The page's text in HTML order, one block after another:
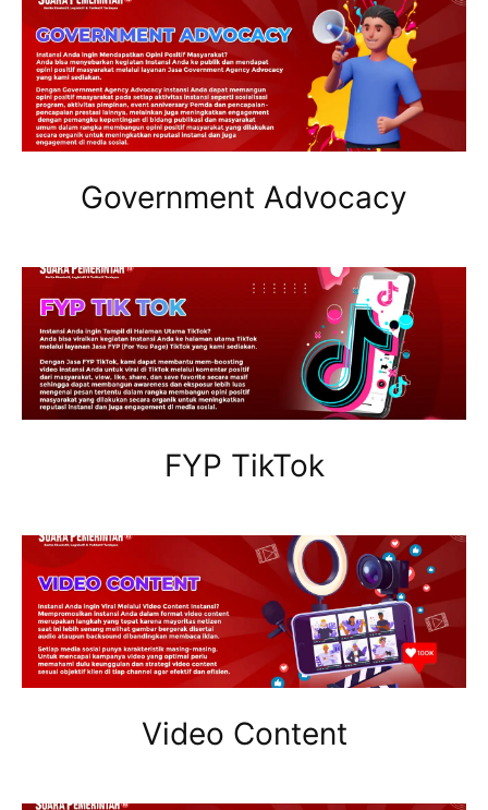
Government Advocacy
FYP TikTok
Video Content